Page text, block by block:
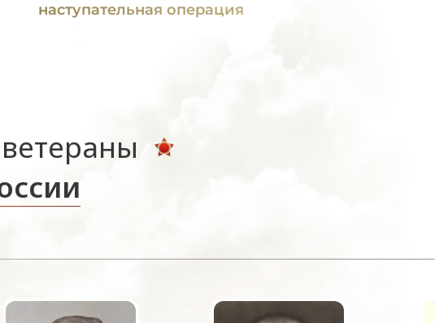
наступательная операция